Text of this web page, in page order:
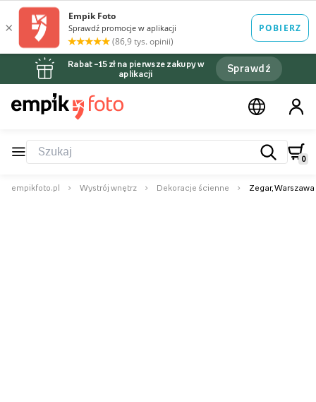
Rabat –15 zł na pierwsze zakupy w
aplikacji
Sprawdź
0
empikfoto.pl Wystrój wnętrz Dekoracje ścienne Zegar, Warszawa